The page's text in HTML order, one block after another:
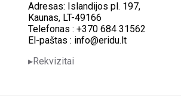
Adresas: Islandijos pl. 197,
Kaunas, LT-49166
Telefonas : +370 684 31562
El-paštas : info@eridu.lt
Rekvizitai